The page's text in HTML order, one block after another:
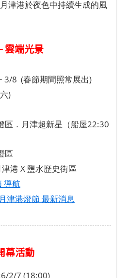
津港於夜色中持續生成的風
雲端光景
3/8 (春節期間照常展出)
)
區．月津超新星（船屋22:30
區
津港 X 鹽水歷史街區
導航
津港燈節 最新消息
幕活動
2/7 (18:00)